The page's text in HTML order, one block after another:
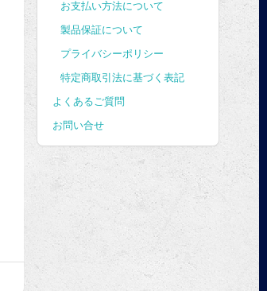
お支払い方法について
製品保証について
プライバシーポリシー
特定商取引法に基づく表記
よくあるご質問
お問い合せ